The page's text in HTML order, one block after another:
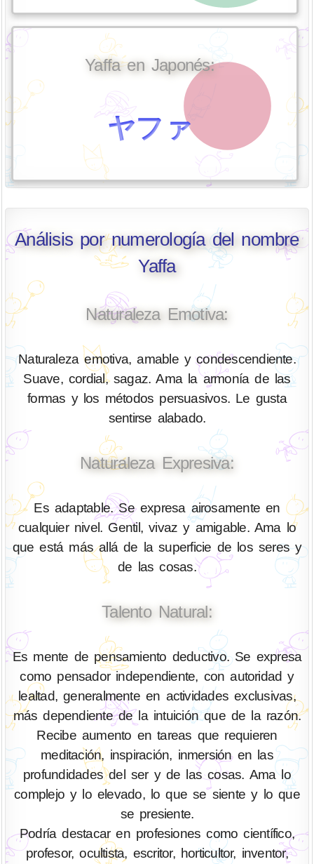
Yaffa en Japonés:
ヤファ
Análisis por numerología del nombre
Yaffa
Naturaleza Emotiva:
Naturaleza emotiva, amable y condescendiente.
Suave, cordial, sagaz. Ama la armonía de las
formas y los métodos persuasivos. Le gusta
sentirse alabado.
Naturaleza Expresiva:
Es adaptable. Se expresa airosamente en
cualquier nivel. Gentil, vivaz y amigable. Ama lo
que está más allá de la superficie de los seres y
de las cosas.
Talento Natural:
Es mente de pensamiento deductivo. Se expresa
como pensador independiente, con autoridad y
lealtad, generalmente en actividades exclusivas,
más dependiente de la intuición que de la razón.
Recibe aumento en tareas que requieren
meditación, inspiración, inmersión en las
profundidades del ser y de las cosas. Ama lo
complejo y lo elevado, lo que se siente y lo que
se presiente.
Podría destacar en profesiones como científico,
profesor, ocultista, escritor, horticultor, inventor,